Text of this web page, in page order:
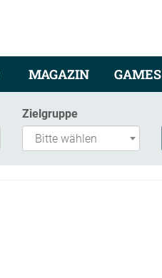
MAGAZIN GAMES
Zielgruppe